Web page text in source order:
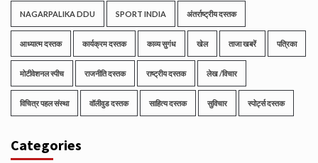
NAGARPALIKA DDU SPORT INDIA अंतर्राष्ट्रीय दस्तक
आध्यात्म दस्तक कार्यक्रम दस्तक काव्य सुगंध खेल ताजा खबरें पत्रिका
मोटीवेशनल स्पीच राजनीति दस्तक राष्ट्रीय दस्तक लेख /विचार
विचित्र पहल संस्था वॉलीवुड दस्तक साहित्य दस्तक सुविचार स्पोर्ट्स दस्तक
Categories